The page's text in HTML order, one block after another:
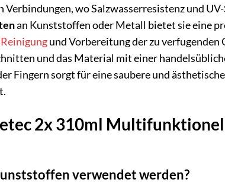
wo Salzwasserresistenz und
an Kunststoffen oder Metall bietet sie eine
Reinigungund Vorbereitung der zu
und das Material mit einer
Fingern sorgt für eine saubere und
2x 310ml
verwendet werden?